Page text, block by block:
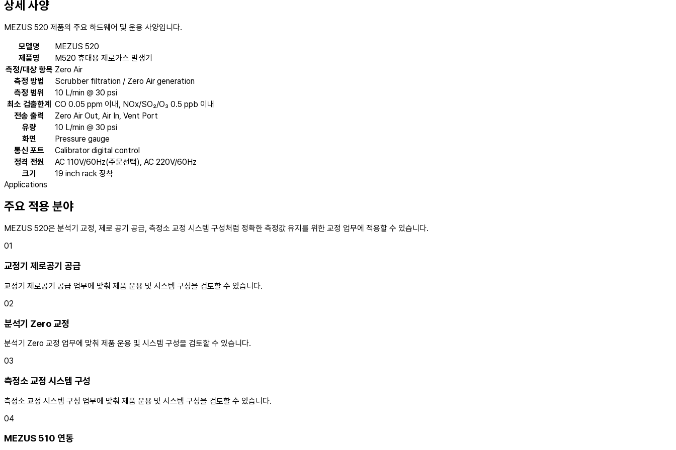
상세 사양
MEZUS 520 제품의 주요 하드웨어 및 운용 사양입니다.
모델명
MEZUS 520
제품명
M520 휴대용 제로가스 발생기
측정/대상 항목 Zero Air
측정 방법
Scrubber filtration / Zero Air generation
측정 범위
10 L/min @ 30 psi
최소 검출한계 CO 0.05 ppm 이내, NOx/SO₂/O₃ 0.5 ppb 이내
전송 출력
Zero Air Out, Air In, Vent Port
유량
10 L/min @ 30 psi
화면
Pressure gauge
통신 포트
Calibrator digital control
정격 전원
AC 110V/60Hz(주문선택), AC 220V/60Hz
크기
19 inch rack 장착
Applications
주요 적용 분야
MEZUS 520은 분석기 교정, 제로 공기 공급, 측정소 교정 시스템 구성처럼 정확한 측정값 유지를 위한 교정 업무에 적용할 수 있습니다.
01
교정기 제로공기 공급
교정기 제로공기 공급 업무에 맞춰 제품 운용 및 시스템 구성을 검토할 수 있습니다.
02
분석기 Zero 교정
분석기 Zero 교정 업무에 맞춰 제품 운용 및 시스템 구성을 검토할 수 있습니다.
03
측정소 교정 시스템 구성
측정소 교정 시스템 구성 업무에 맞춰 제품 운용 및 시스템 구성을 검토할 수 있습니다.
04
MEZUS 510 연동